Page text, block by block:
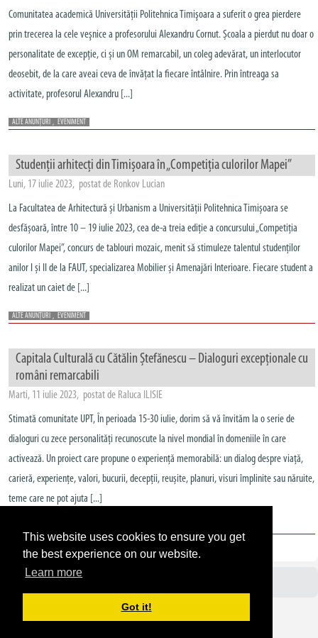
This website uses cookies to ensure you get
the best experience on our website.
Learn more
Got it!
Comunitatea academică Universităţii Politehnica Timişoara a suferit o grea pierdere
prin trecerea la cele veşnice a profesorului Alexandru Cornut. Școala a pierdut nu doar o
personalitate de excepție, ci și un OM remarcabil, un coleg adevărat, un interlocutor
deosebit, de la care aveai ceva de învățat la fiecare întâlnire. Prin întreaga sa
activitate, profesorul Alexandru [...]
ALTE ANUNȚURI , EVENIMENT
Studenții arhitecți din Timișoara în „Competiția culorilor Mapei”
Luni, 17 iulie 2023, postat de Ronkov Lucian
La Facultatea de Arhitectură și Urbanism a Universității Politehnica Timișoara se
desfășoară, între 10 – 19 iulie 2023, cea de-a treia ediție a concursului „Competiția
culorilor Mapei”, concurs de tablouri mozaic, menit să stimuleze talentul studenților
anilor I și II de la FAUT, specializarea Mobilier și Amenajări Interioare. Fiecare student a
realizat un caiet de [...]
ALTE ANUNȚURI , EVENIMENT
Capitala Culturală cu Cătălin Ștefănescu – Dialoguri excepționale cu
români remarcabili
Marti, 11 iulie 2023, postat de Raluca ILISIE
Stimată comunitate UPT, În perioada 15-30 iulie, dorim să vă învităm la o serie de
dialoguri cu zece personalități recunoscute la nivel mondial în domeniile în care
activează. Un proiect care propune o experiență memorabilă: un dialog despre viață,
carieră, experiențe, valori, bucurii, decepții, reușite, planuri, visuri împlinite sau năruite,
teme care ne pot ajuta [...]